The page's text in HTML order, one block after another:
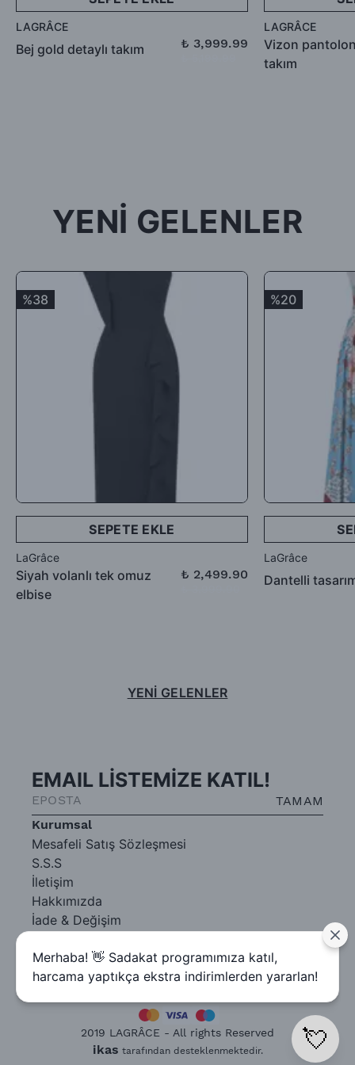
defo vb.) iade ediliyorsa, İade bedelinden kargo ücretleri
-İade için göndermiş olduğunuz ürün / ürünler 5 günü geçmiş,
uygunluğunun kontrolünden sonra, 7 ile 10 iş günü arasında
ürün bedelinizden iade kargo ücretinizin kesintisi yapılarak geri
Satın aldığınız ürünler için Hediye Çeki, Değişim ya da ücret
iadesi talep edebilirsiniz.
LAGRÂCE
Bej gold detaylı takım ₺ 3,999.99
LAGRÂCE
Vizon
takım
YENİ GELENLER
%38
SEPETE EKLE
LaGrâce
Siyah volanlı tek omuz
elbise
₺ 2,499.90
%20
LaGrâce
Dantelli
YENİ GELENLER
Kurumsal
Mesafeli Satış Sözleşmesi
S.S.S
İletişim
Hakkımızda
İade & Değişim
EMAIL LİSTEMİZE KATIL!
TAMAM
2019 LAGRÂCE - All rights Reserved
ikas tarafından desteklenmektedir.
Merhaba! 👋 Sadakat programımıza katıl,
harcama yaptıkça ekstra indirimlerden yararlan!
💘